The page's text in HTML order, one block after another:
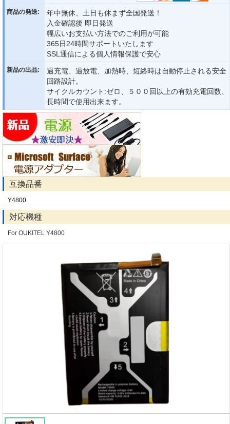
商品の発送:
年中無休、土日も休まず全国発送！
入金確認後 即日発送
幅広いお支払い方法でのご利用が可能
365日24時間サポートいたします
SSL通信による個人情報保護で安心
新品の出品:
過充電、過放電、加熱時、短絡時は自動停止される安全
回路設計。
サイクルカウント:ゼロ、５００回以上の有効充電回数、
長時間で使用出来ます。
互換品番
Y4800
対応機種
For OUKITEL Y4800